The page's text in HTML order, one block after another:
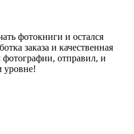
фотокниги и остался
заказа и качественная
отправил, и
уровне!